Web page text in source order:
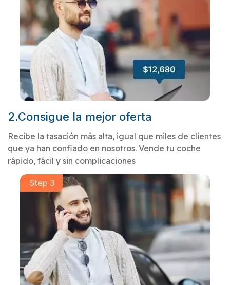
2.Consigue la mejor oferta
Recibe la tasación más alta, igual que miles de clientes
que ya han confiado en nosotros. Vende tu coche
rápido, fácil y sin complicaciones